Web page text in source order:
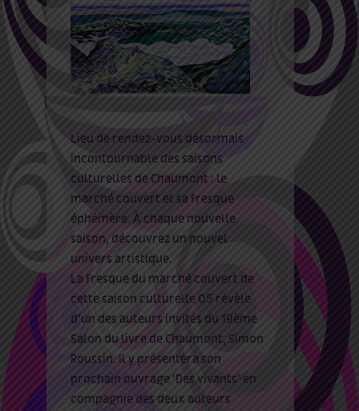
Lieu de rendez-vous désormais
incontournable des saisons
culturelles de Chaumont : le
marché couvert et sa fresque
éphémère. À chaque nouvelle
saison, découvrez un nouvel
univers artistique.
La fresque du marché couvert de
cette saison culturelle 05 révèle
d’un des auteurs invités du 19ème
Salon du livre de Chaumont, Simon
Roussin. Il y présentera son
prochain ouvrage ‘Des vivants’ en
compagnie des deux auteurs